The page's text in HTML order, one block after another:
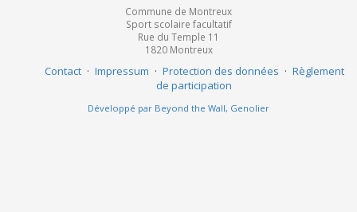
Commune de Montreux
Sport scolaire facultatif
Rue du Temple 11
1820 Montreux
Contact · Impressum · Protection des données · Règlement
de participation
Développé par Beyond the Wall, Genolier